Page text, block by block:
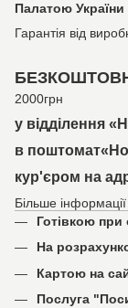
Палатою України
Гарантія від
2000грн
у відділення
в
кур'єром на
Більше
Готівкою при
На
Картою на
Послуга